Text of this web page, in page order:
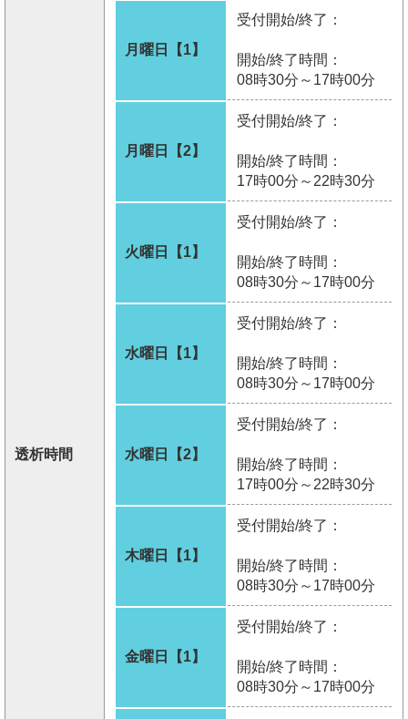
透析時間
月曜日【1】
受付開始/終了：
開始/終了時間：
08時30分～17時00分
月曜日【2】
受付開始/終了：
開始/終了時間：
17時00分～22時30分
火曜日【1】
受付開始/終了：
開始/終了時間：
08時30分～17時00分
水曜日【1】
受付開始/終了：
開始/終了時間：
08時30分～17時00分
水曜日【2】
受付開始/終了：
開始/終了時間：
17時00分～22時30分
木曜日【1】
受付開始/終了：
開始/終了時間：
08時30分～17時00分
金曜日【1】
受付開始/終了：
開始/終了時間：
08時30分～17時00分